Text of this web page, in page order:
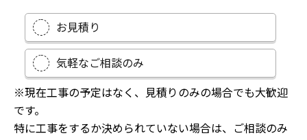
お見積り
気軽なご相談のみ
※現在工事の予定はなく、見積りのみの場合でも大歓迎
です。
特に工事をするか決められていない場合は、ご相談のみ